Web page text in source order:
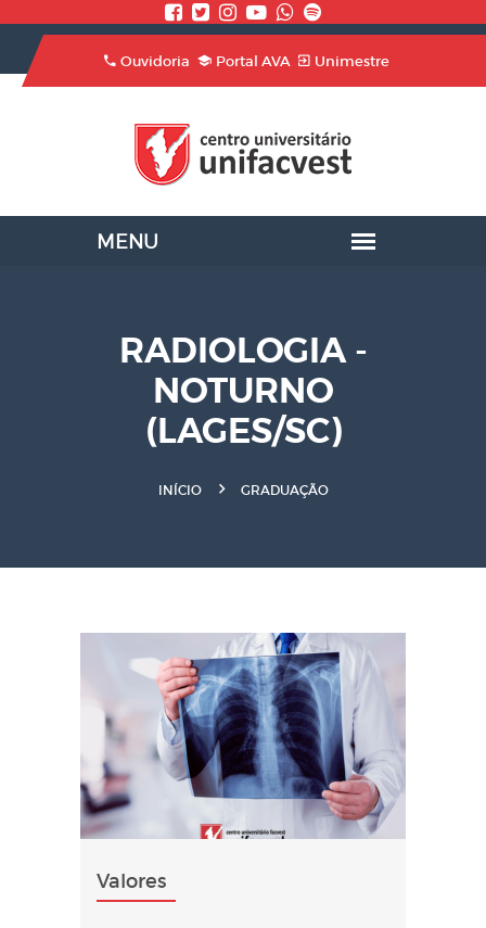
Ouvidoria Portal AVA Unimestre
RADIOLOGIA -
NOTURNO
(LAGES/SC)
INÍCIO GRADUAÇÃO
Valores